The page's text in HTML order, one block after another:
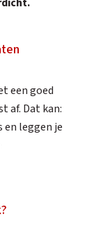
een goed
af. Dat kan:
en leggen je